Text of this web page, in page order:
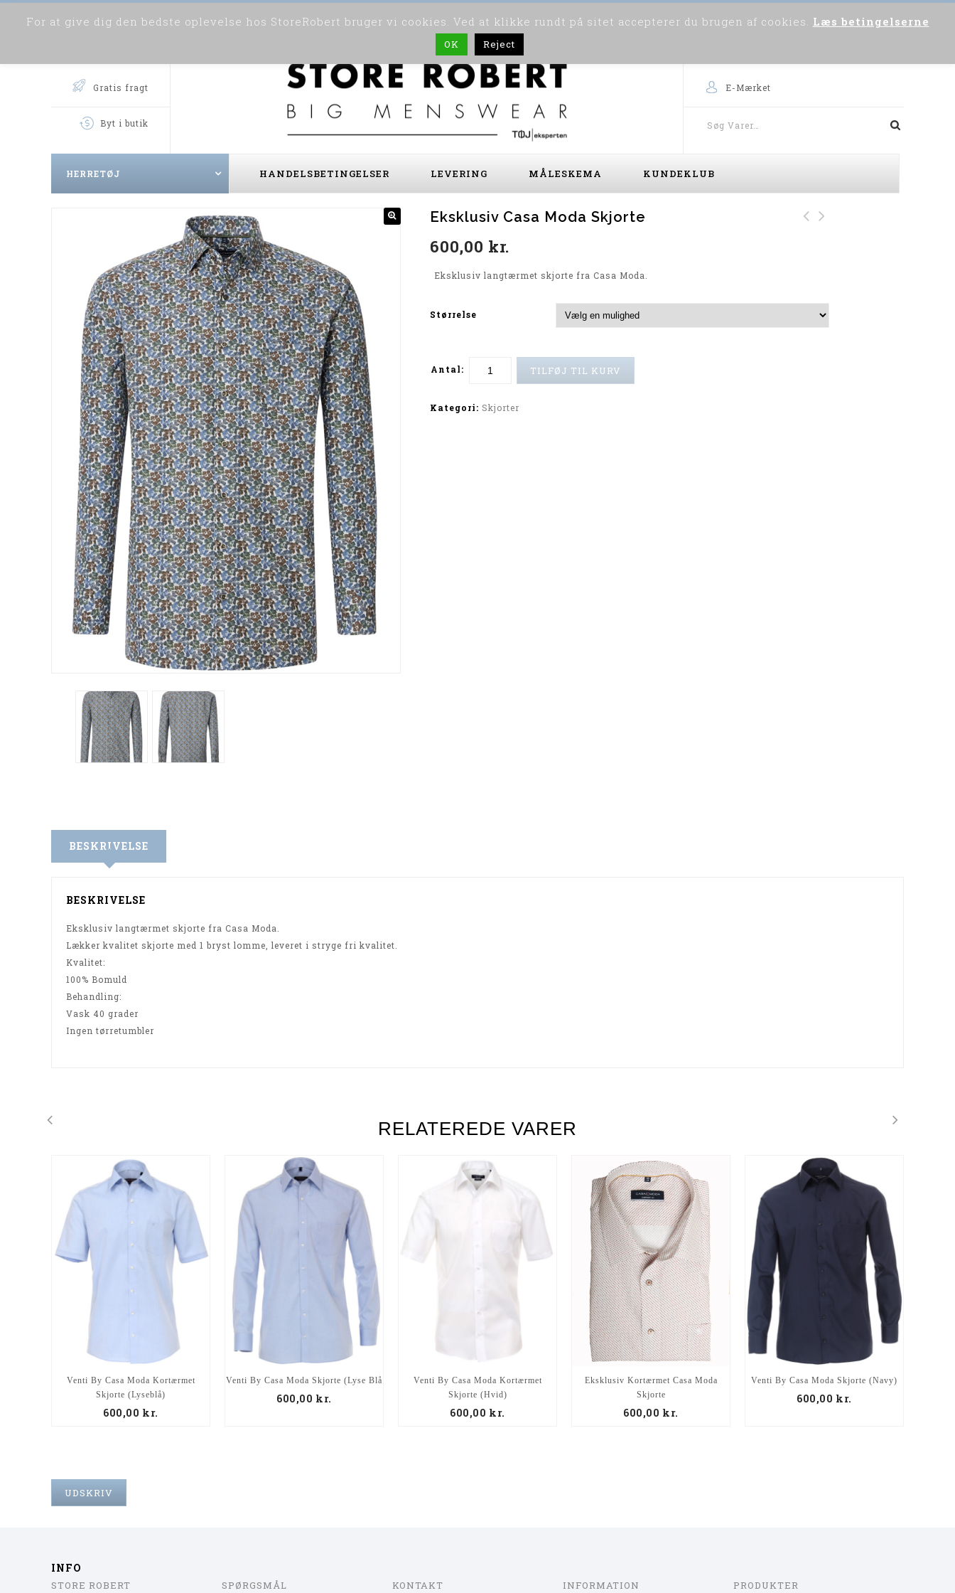
0
Om os Skriv til os Købsvejledning
Gratis fragt
Byt i butik
E-Mærket
HERRETØJ HANDELSBETINGELSER LEVERING MÅLESKEMA KUNDEKLUB
Eksklusiv Casa Moda Skjorte
600,00 kr.
Eksklusiv langtærmet skjorte fra Casa Moda.
Størrelse
Antal: TILFØJ TIL KURV
Kategori: Skjorter
BESKRIVELSE
BESKRIVELSE
Eksklusiv langtærmet skjorte fra Casa Moda.
Lækker kvalitet skjorte med 1 bryst lomme, leveret i stryge fri kvalitet.
Kvalitet:
100% Bomuld
Behandling:
Vask 40 grader
Ingen tørretumbler
RELATEREDE VARER
Venti By Casa Moda Kortærmet
Skjorte (Lyseblå)
600,00kr.
Venti By Casa Moda Skjorte (Lyse Blå
600,00kr.
Venti By Casa Moda Kortærmet
Skjorte (Hvid)
600,00kr.
Eksklusiv Kortærmet Casa Moda
Skjorte
600,00kr.
Venti By Casa Moda Skjorte (Navy)
600,00kr.
UDSKRIV
INFO
STORE ROBERT SPØRGSMÅL KONTAKT INFORMATION PRODUKTER
For at give dig den bedste oplevelse hos StoreRobert bruger vi cookies. Ved at klikke rundt på sitet accepterer du brugen af cookies. Læs betingelserne
OK Reject